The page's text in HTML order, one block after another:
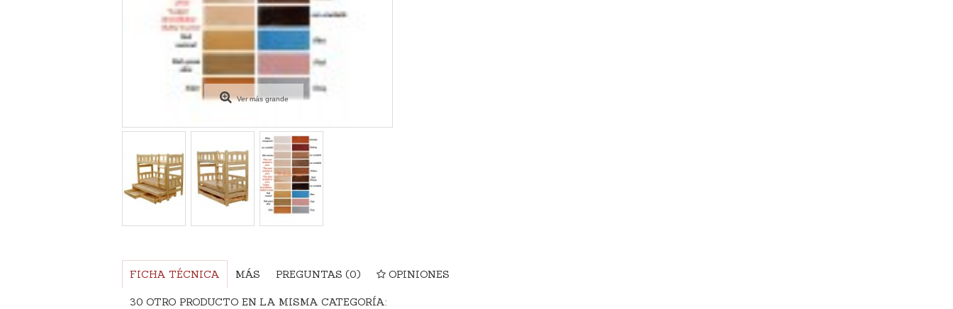
Ver más grande
FICHA TÉCNICA MÁS PREGUNTAS (0) OPINIONES
30 OTRO PRODUCTO EN LA MISMA CATEGORÍA: